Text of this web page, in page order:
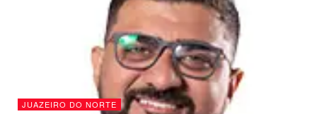
JUAZEIRO DO NORTE